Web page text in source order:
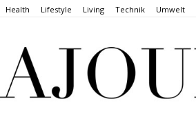
Health Lifestyle Living Technik Umwelt